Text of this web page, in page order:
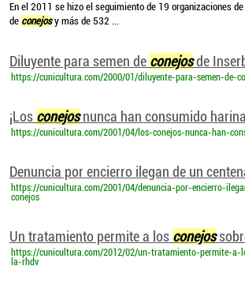
En el 2011 se hizo el seguimiento de 19 organizaciones
de conejosy más de 532 ...
Diluyente para semen de conejosde
https://cunicultura.com/2000/01/diluyente-para-semen-de-
¡Los conejosnunca han consumido
https://cunicultura.com/2001/04/los-conejos-nunca-han-
Denuncia por encierro ilegan de un
https://cunicultura.com/2001/04/denuncia-por-encierro-
conejos
Un tratamiento permite a los conejos
https://cunicultura.com/2012/02/un-tratamiento-permite-a-
la-rhdv